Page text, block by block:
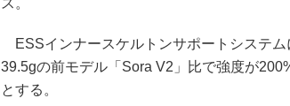
ス。
ESSインナースケルトンサポートシステ
39.5gの前モデル「Sora V2」比で強度が
とする。